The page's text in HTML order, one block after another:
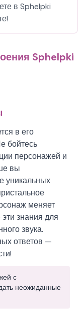
в Sphelpki
Sphelpki
в его
бойтесь
персонажей и
вы
уникальных
меняет
знания для
звука.
ответов —
с
неожиданные